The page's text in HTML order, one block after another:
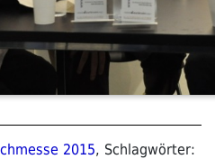
2015, Schlagwörter: